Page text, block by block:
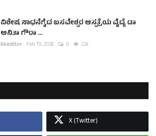
ವಿಶೇಷ ಸಾಧನೆಗೈದ ಬಸವೇಶ್ವರ ಆಸ್ಪತ್ರೆಯ ವೈದ್ಯೆ ಡಾ
ಅನಿತಾ ಗೌರಾ ...
kkeditor Feb 19, 2026 0 2.2k
X (Twitter)